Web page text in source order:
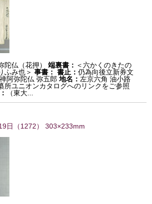
陀仏（花押） 端裏書： ＜六かくのきたの
ふみ也＞ 事書： 書止：仍為向後立新券文
阿弥陀仏 弥五郎 地名： 左京六角 油小路
所ユニオンカタログへのリンクをご参照
（東大...
日 （1272） 303×233mm